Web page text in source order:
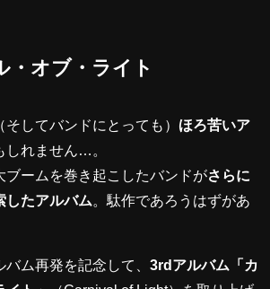
・オブ・ライト
してバンドにとっても） ほろ苦いア
しれません…。
ブームを巻き起こしたバンドがさらに
したアルバム。駄作であろうはずがあ
ム再発を記念して、 3rdアルバム「カ